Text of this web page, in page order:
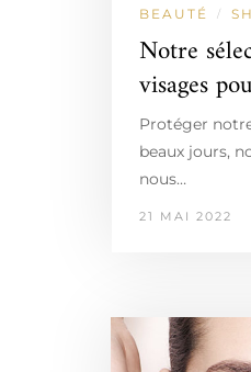
BEAUTÉ /
Notre
visages
Protéger
beaux jours,
nous…
21 MAI 2022